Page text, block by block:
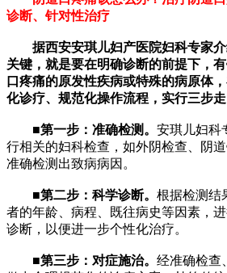
诊断、针对性治疗
据西安安琪儿妇产医院妇科专家
关键，就是要在明确诊断的前提下，
口疼痛的原发性疾病或特殊的病原体
化诊疗、规范化操作流程，实行三步走
■第一步：准确检测。 安琪儿妇科
行相关的妇科检查，如外阴检查、阴
准确检测出致病病因。
■第二步：科学诊断。 根据检测结
者的年龄、病程、既往病史等因素，
诊断，以便进一步个性化治疗。
■第三步：对症施治。 经准确检查